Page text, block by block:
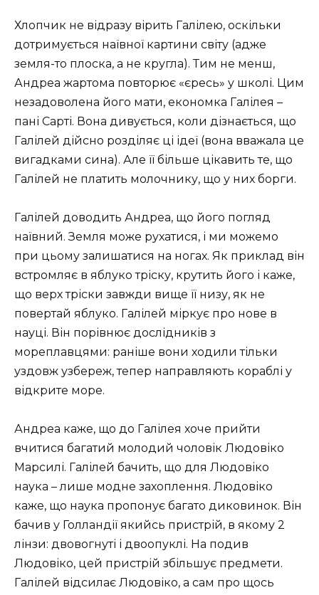
Хлопчик не відразу вірить Галілею, оскільки
дотримується наївної картини світу (адже
земля-то плоска, а не кругла). Тим не менш,
Андреа жартома повторює «єресь» у школі. Цим
незадоволена його мати, економка Галілея –
пані Сарті. Вона дивується, коли дізнається, що
Галілей дійсно розділяє ці ідеї (вона вважала це
вигадками сина). Але її більше цікавить те, що
Галілей не платить молочнику, що у них борги.
Галілей доводить Андреа, що його погляд
наївний. Земля може рухатися, і ми можемо
при цьому залишатися на ногах. Як приклад він
встромляє в яблуко тріску, крутить його і каже,
що верх тріски завжди вище її низу, як не
повертай яблуко. Галілей міркує про нове в
науці. Він порівнює дослідників з
мореплавцями: раніше вони ходили тільки
уздовж узбереж, тепер направляють кораблі у
відкрите море.
Андреа каже, що до Галілея хоче прийти
вчитися багатий молодий чоловік Людовіко
Марсилі. Галілей бачить, що для Людовіко
наука – лише модне захоплення. Людовіко
каже, що наука пропонує багато диковинок. Він
бачив у Голландії якийсь пристрій, в якому 2
лінзи: двовогнуті і двоопуклі. На подив
Людовіко, цей пристрій збільшує предмети.
Галілей відсилає Людовіко, а сам про щось